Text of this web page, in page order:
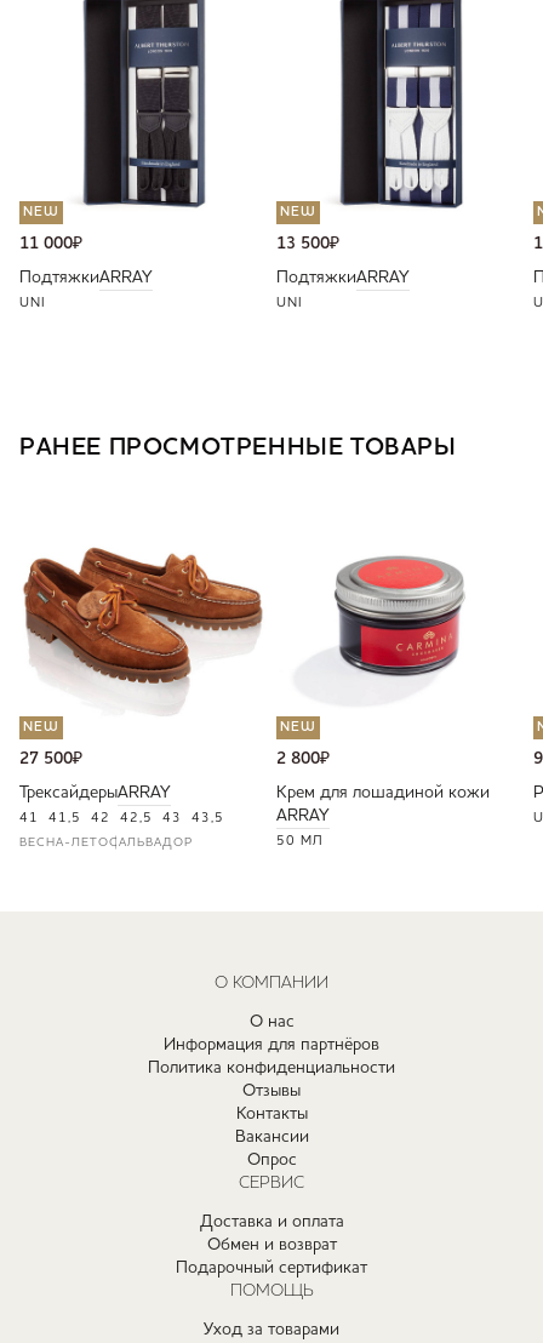
NEW
11 000₽
ПодтяжкиARRAY
UNI
NEW
13 500₽
ПодтяжкиARRAY
UNI
РАНЕЕ ПРОСМОТРЕННЫЕ ТОВАРЫ
NEW
27 500₽
ТрексайдерыARRAY
41 41,5 42 42,5 43 43,5
ВЕСНА-ЛЕТОСАЛЬВАДОР
NEW
2 800₽
Крем для лошадиной кожи
ARRAY
50 МЛ
О КОМПАНИИ
О нас
Информация для партнёров
Политика конфиденциальности
Отзывы
Контакты
Вакансии
Опрос
СЕРВИС
Доставка и оплата
Обмен и возврат
Подарочный сертификат
ПОМОЩЬ
Уход за товарами